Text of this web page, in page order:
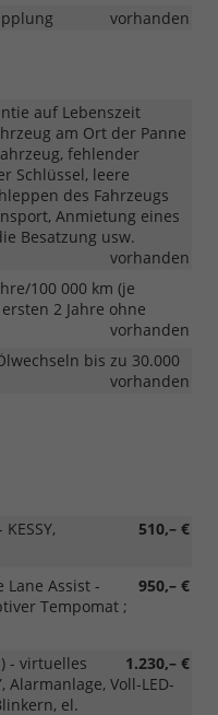
vorhanden
auf Lebenszeit
am Ort der Panne
fehlender
Schlüssel, leere
des Fahrzeugs
Anmietung eines
Besatzung usw.
vorhanden
100 000 km (je
2 Jahre ohne
vorhanden
bis zu 30.000
vorhanden
510,– €
KESSY,
950,– €
Lane Assist -
Tempomat ;
1.230,– €
- virtuelles
Alarmanlage, Voll-LED-
el.